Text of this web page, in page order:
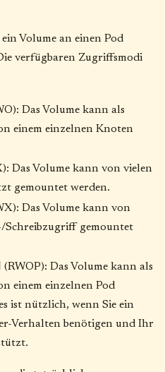
Volume an einen Pod
verfügbaren Zugriffsmodi
Das Volume kann als
einem einzelnen Knoten
Das Volume kann von vielen
gemountet werden.
Das Volume kann von
Schreibzugriff gemountet
(RWOP): Das Volume kann als
einem einzelnen Pod
ist nützlich, wenn Sie ein
Verhalten benötigen und Ihr